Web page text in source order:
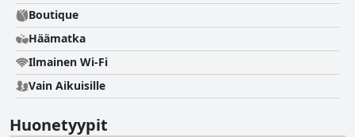
Boutique
Häämatka
Ilmainen Wi-Fi
Vain Aikuisille
Huonetyypit